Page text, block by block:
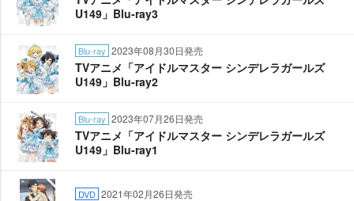
U149」Blu-ray3
Blu-ray 2023年08月30日発売
TVアニメ「アイドルマスター シンデレラガールズ
U149」Blu-ray2
Blu-ray 2023年07月26日発売
TVアニメ「アイドルマスター シンデレラガールズ
U149」Blu-ray1
DVD 2021年02月26日発売